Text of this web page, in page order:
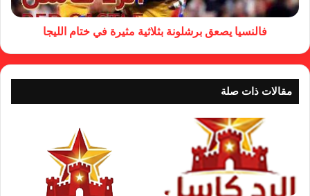
فالنسيا يصعق برشلونة بثلاثية مثيرة في ختام الليجا
مقالات ذات صلة